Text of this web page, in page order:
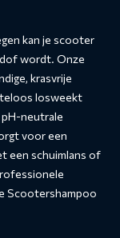
kan je scooter
dof wordt. Onze
krasvrije
losweekt
neutrale
voor een
een schuimlans of
Scootershampoo